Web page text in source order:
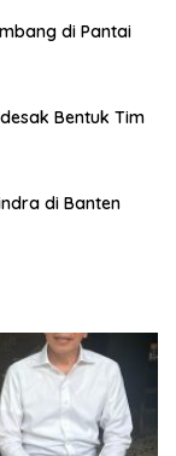
di Pantai
Bentuk Tim
di Banten